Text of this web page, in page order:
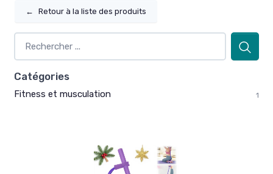
← Retour à la liste des produits
Catégories
Fitness et musculation 1